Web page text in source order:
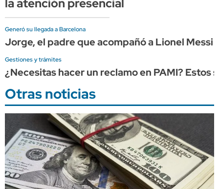
la atención presencial
Generó su llegada a Barcelona
Jorge, el padre que acompañó a Lionel
Gestiones y trámites
¿Necesitas hacer un reclamo en PAMI?
Otras noticias